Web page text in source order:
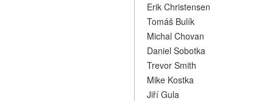
Erik Christensen
Tomáš Bulík
Michal Chovan
Daniel Sobotka
Trevor Smith
Mike Kostka
Jiří Gula